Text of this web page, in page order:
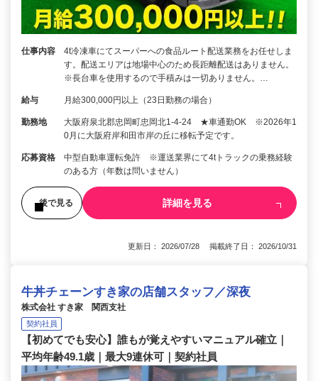
仕事内容
4t冷凍車にてスーパーへの食品ルート配送業務をお任せしま
す。配送エリアは地場中心のため長距離配送はありません。
※長台車を使用するので手積みは一切ありません。…
給与 月給300,000円以上（23日勤務の場合）
勤務地
大阪府泉北郡忠岡町忠岡北1-4-24 ★車通勤OK ※2026年1
0月に大阪府岸和田市岸の丘に移転予定です。
応募資格
中型自動車運転免許 ※運送業界にて4tトラックの乗務経験
のある方（年数は問いません）
後で見る 詳細を見る
更新日： 2026/07/28 掲載終了日： 2026/10/31
牛丼チェーンすき家の店舗スタッフ／深夜
株式会社 すき家 関西支社
契約社員
【初めてでも安心】誰もが覚えやすいマニュアル確立｜
平均年齢49.1歳｜最大9連休可｜契約社員